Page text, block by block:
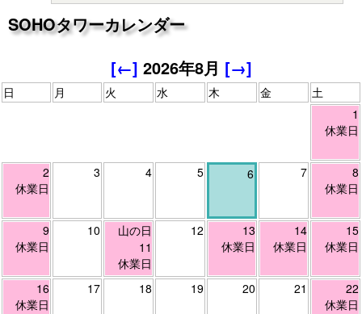
SOHOタワーカレンダー
[←] 2026年8月 [→]
日 月 火 水 木 金
土
1
休業日
2
休業日
3 4 5 6 7
8
休業日
9
休業日
10
山の日
11
休業日
12
13
休業日
14
休業日
15
休業日
16
休業日
17 18 19 20 21
22
休業日